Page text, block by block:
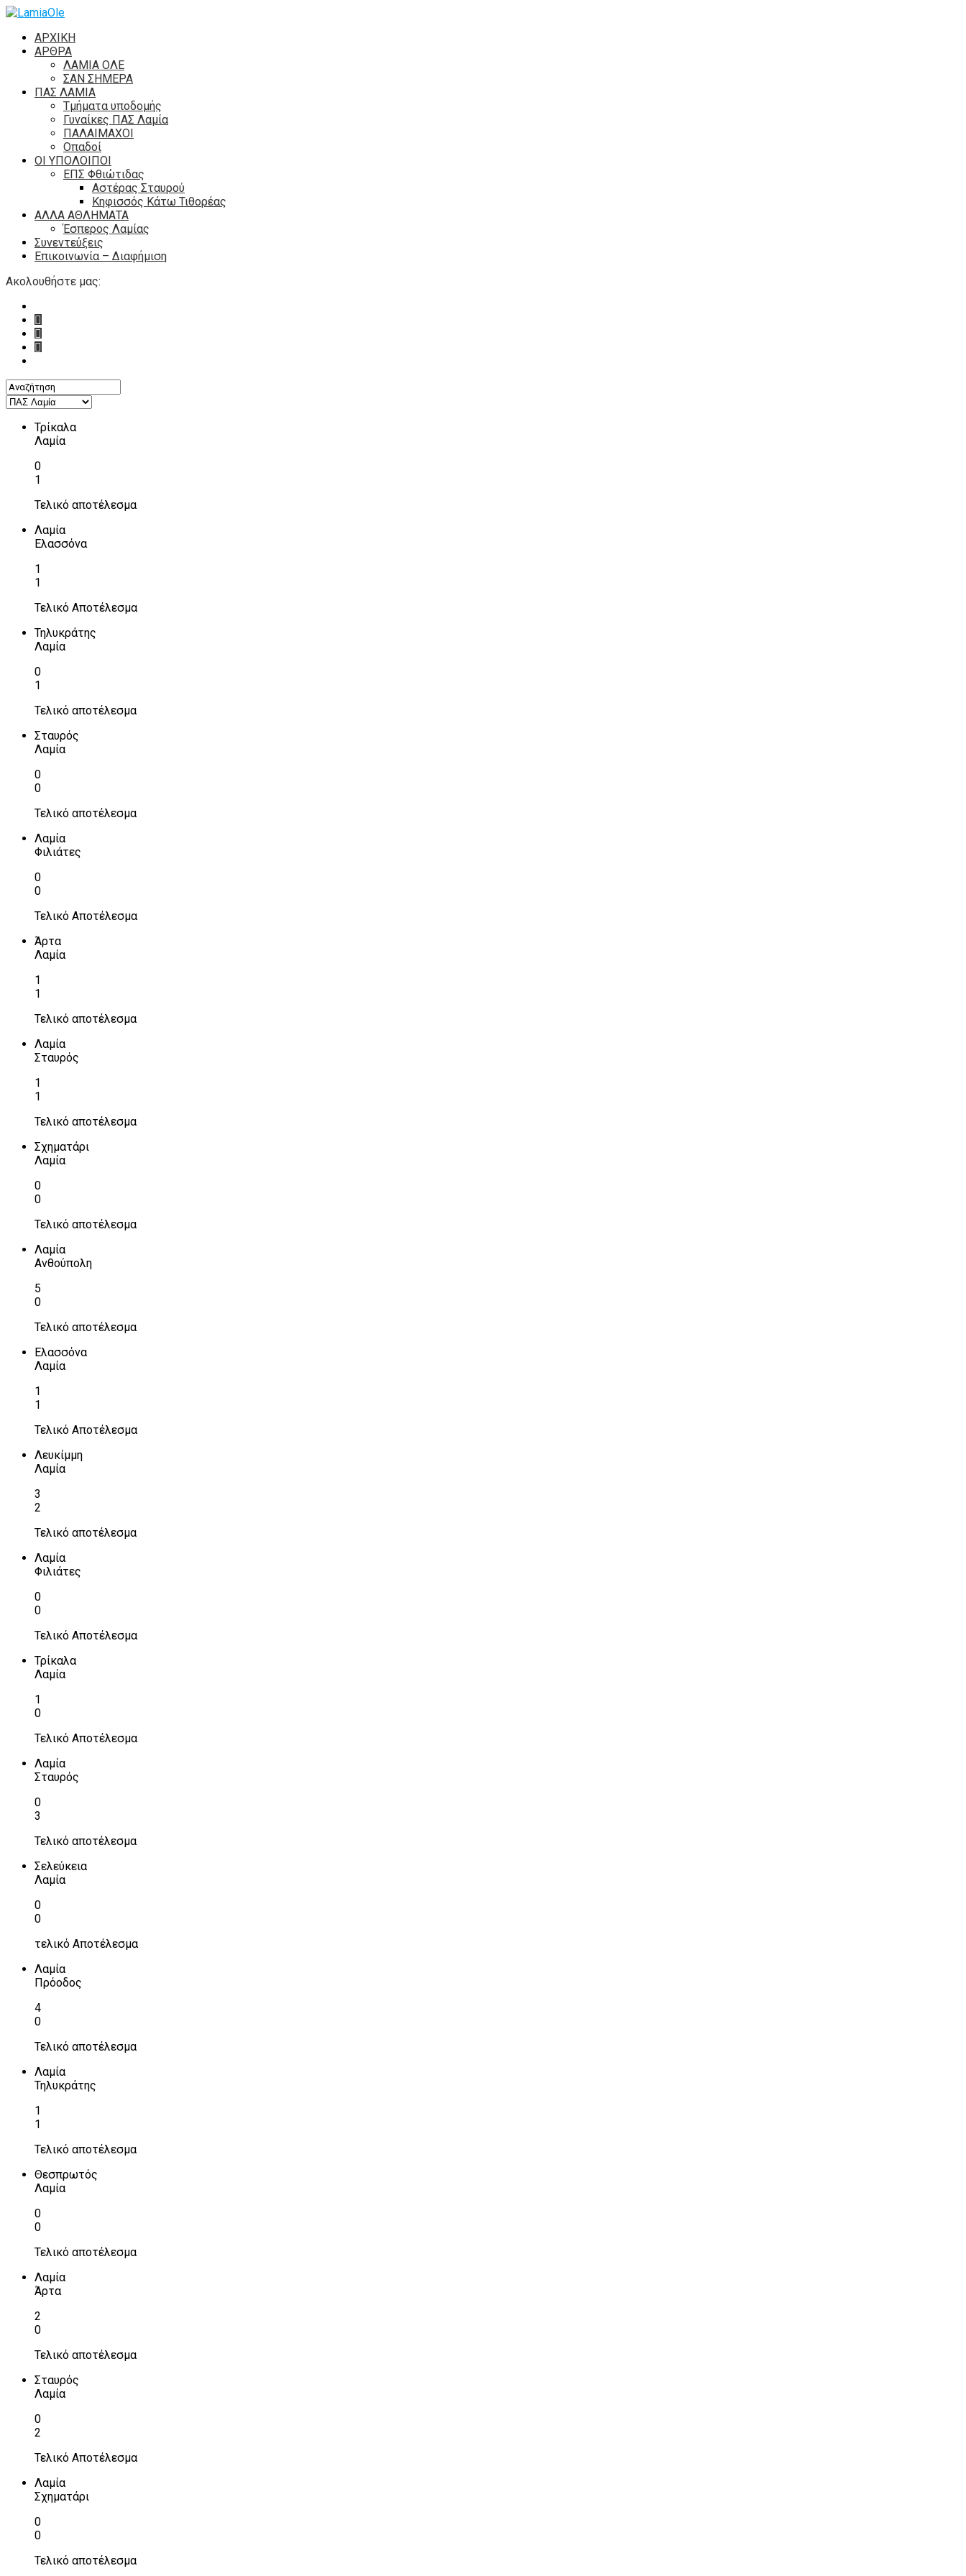
ΑΡΧΙΚΗ
ΑΡΘΡΑ
ΛΑΜΙΑ ΟΛΕ
ΣΑΝ ΣΗΜΕΡΑ
ΠΑΣ ΛΑΜΙΑ
Τμήματα υποδομής
Γυναίκες ΠΑΣ Λαμία
ΠΑΛΑΙΜΑΧΟΙ
Οπαδοί
ΟΙ ΥΠΟΛΟΙΠΟΙ
ΕΠΣ Φθιώτιδας
Αστέρας Σταυρού
Κηφισσός Κάτω Τιθορέας
ΑΛΛΑ ΑΘΛΗΜΑΤΑ
Έσπερος Λαμίας
Συνεντεύξεις
Επικοινωνία – Διαφήμιση
Ακολουθήστε μας:
Τρίκαλα
Λαμία
0
1
Τελικό αποτέλεσμα
Λαμία
Ελασσόνα
1
1
Τελικό Αποτέλεσμα
Τηλυκράτης
Λαμία
0
1
Τελικό αποτέλεσμα
Σταυρός
Λαμία
0
0
Τελικό αποτέλεσμα
Λαμία
Φιλιάτες
0
0
Τελικό Αποτέλεσμα
Άρτα
Λαμία
1
1
Τελικό αποτέλεσμα
Λαμία
Σταυρός
1
1
Τελικό αποτέλεσμα
Σχηματάρι
Λαμία
0
0
Τελικό αποτέλεσμα
Λαμία
Ανθούπολη
5
0
Τελικό αποτέλεσμα
Ελασσόνα
Λαμία
1
1
Τελικό Αποτέλεσμα
Λευκίμμη
Λαμία
3
2
Τελικό αποτέλεσμα
Λαμία
Φιλιάτες
0
0
Τελικό Αποτέλεσμα
Τρίκαλα
Λαμία
1
0
Τελικό Αποτέλεσμα
Λαμία
Σταυρός
0
3
Τελικό αποτέλεσμα
Σελεύκεια
Λαμία
0
0
τελικό Αποτέλεσμα
Λαμία
Πρόοδος
4
0
Τελικό αποτέλεσμα
Λαμία
Τηλυκράτης
1
1
Τελικό αποτέλεσμα
Θεσπρωτός
Λαμία
0
0
Τελικό αποτέλεσμα
Λαμία
Άρτα
2
0
Τελικό αποτέλεσμα
Σταυρός
Λαμία
0
2
Τελικό Αποτέλεσμα
Λαμία
Σχηματάρι
0
0
Τελικό αποτέλεσμα